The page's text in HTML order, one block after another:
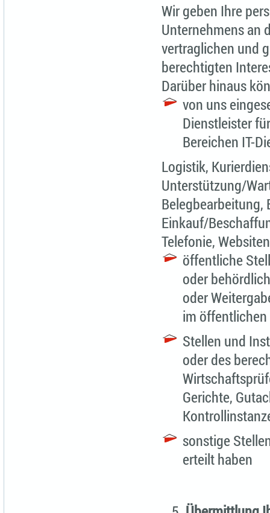
Wir geben Ihre
Unternehmens an
vertraglichen und
berechtigten
Darüber hinaus
von uns
Dienstleister
Bereichen IT-
Logistik,
Unterstützung/
Einkauf/
Telefonie,
öffentliche
oder
oder
im
Stellen und
oder des
Gerichte,
sonstige
erteilt haben